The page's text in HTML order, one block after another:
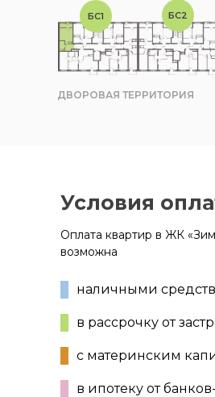
БС1 БС2
ДВОРОВАЯ ТЕРРИТОРИЯ
наличными
в рассрочку от
с материнским
в ипотеку от
Условия
Оплата квартир в ЖК
возможна